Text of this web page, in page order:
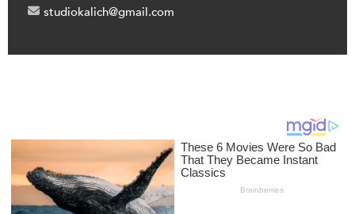
studiokalich@gmail.com